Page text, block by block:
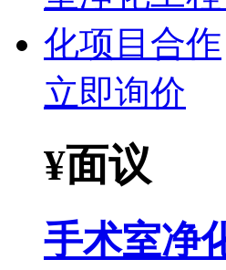
立即询价
¥面议
手术室净